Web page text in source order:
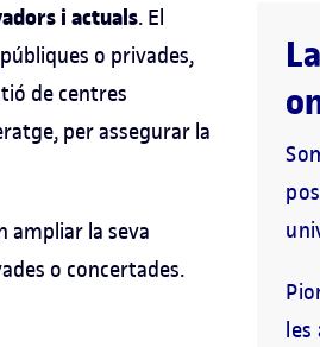
i actuals. El
o privades,
de centres
per assegurar la
ampliar la seva
o concertades.
les